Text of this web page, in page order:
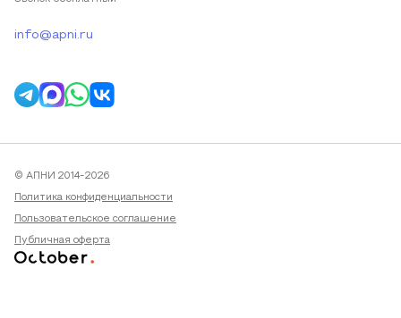
info@apni.ru
© АПНИ 2014-2026
Политика конфиденциальности
Пользовательское соглашение
Публичная оферта